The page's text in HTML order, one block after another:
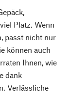
Platz. Wenn
passt nicht nur
können auch
Ihnen, wie
dank
Verlässliche